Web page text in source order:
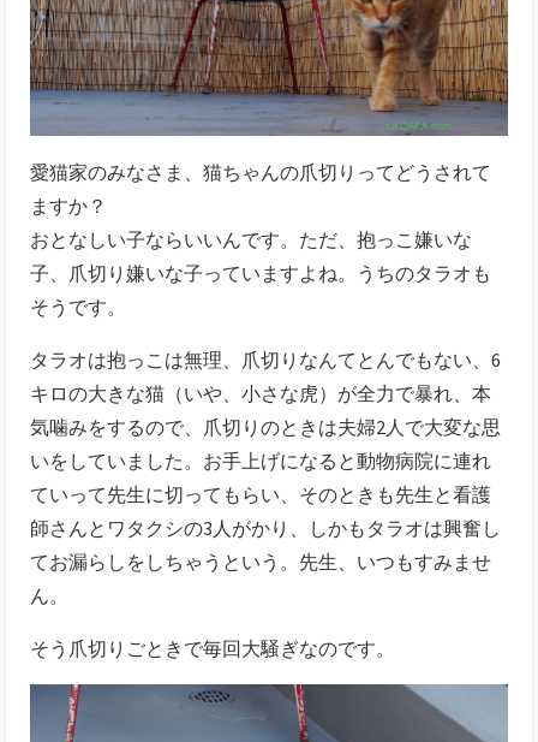
愛猫家のみなさま、猫ちゃんの爪切りってどうされて
ますか？
おとなしい子ならいいんです。ただ、抱っこ嫌いな
子、爪切り嫌いな子っていますよね。うちのタラオも
そうです。
タラオは抱っこは無理、爪切りなんてとんでもない、6
キロの大きな猫（いや、小さな虎）が全力で暴れ、本
気噛みをするので、爪切りのときは夫婦2人で大変な思
いをしていました。お手上げになると動物病院に連れ
ていって先生に切ってもらい、そのときも先生と看護
師さんとワタクシの3人がかり、しかもタラオは興奮し
てお漏らしをしちゃうという。先生、いつもすみませ
ん。
そう爪切りごときで毎回大騒ぎなのです。